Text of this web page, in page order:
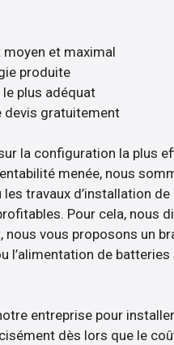
moyen et maximal
produite
plus adéquat
devis gratuitement
la configuration la plus
menée, nous
travaux d’installation de
Pour cela, nous
vous proposons un
l’alimentation de batteries
entreprise pour
dès lors que le